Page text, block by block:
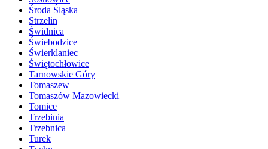
Środa Śląska
Strzelin
Świdnica
Świebodzice
Świerklaniec
Świętochłowice
Tarnowskie Góry
Tomaszew
Tomaszów Mazowiecki
Tomice
Trzebinia
Trzebnica
Turek